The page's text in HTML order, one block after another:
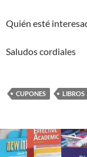
Quién esté
Saludos cordiales
CUPONES LIBROS